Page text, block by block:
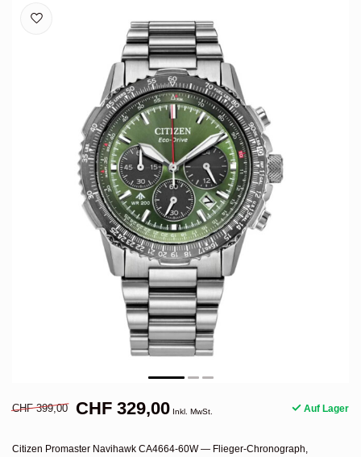
CHF 399,00 CHF 329,00 Inkl. MwSt. Auf Lager
Citizen Promaster Navihawk CA4664-60W — Flieger-Chronograph,